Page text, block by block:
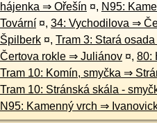
hájenka ⇒ Ořešín ¤, N95:
Tovární ¤, 34: Vychodilova ⇒
Špilberk ¤, Tram 3: Stará
Čertova rokle ⇒ Juliánov ¤, 80:
Tram 10: Komín, smyčka ⇒
Tram 10: Stránská skála -
N95: Kamenný vrch ⇒